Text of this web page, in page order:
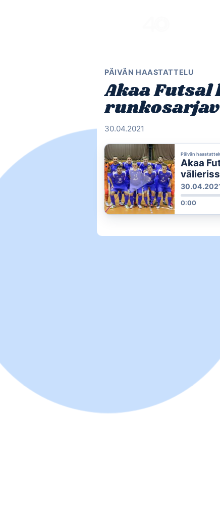
PÄIVÄN HAASTATTELU
Akaa Futsal
30.04.2021
Päivän
Akaa
0:00